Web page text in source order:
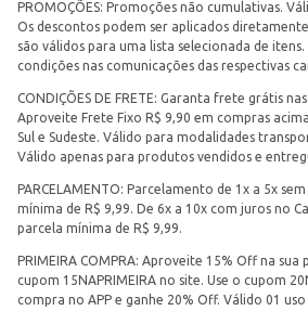
PROMOÇÕES: Promoções não cumulativas.
Os descontos podem ser aplicados
são válidos para uma lista selecionada de
condições nas comunicações das respectivas
CONDIÇÕES DE FRETE: Garanta frete grátis
Aproveite Frete Fixo R$ 9,90 em compras
Sul e Sudeste. Válido para modalidades
Válido apenas para produtos vendidos e
PARCELAMENTO: Parcelamento de 1x a 5x
mínima de R$ 9,99. De 6x a 10x com juros no
parcela mínima de R$ 9,99.
PRIMEIRA COMPRA: Aproveite 15% Off na
cupom 15NAPRIMEIRA no site. Use o cupom
compra no APP e ganhe 20% Off. Válido 01